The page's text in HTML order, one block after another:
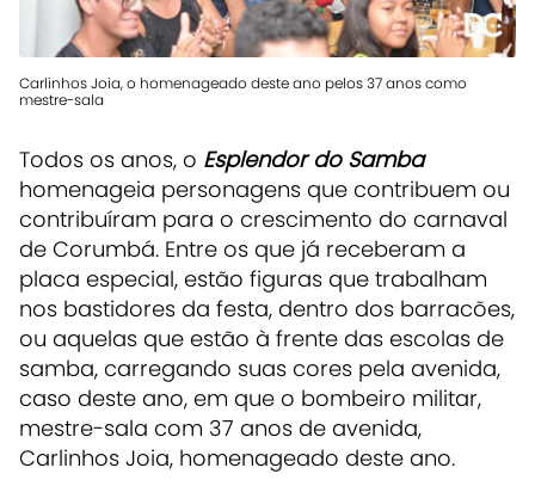
Carlinhos Joia, o homenageado deste ano pelos 37 anos como
mestre-sala
Todos os anos, o Esplendor do Samba
homenageia personagens que contribuem ou
contribuíram para o crescimento do carnaval
de Corumbá. Entre os que já receberam a
placa especial, estão figuras que trabalham
nos bastidores da festa, dentro dos barracões,
ou aquelas que estão à frente das escolas de
samba, carregando suas cores pela avenida,
caso deste ano, em que o bombeiro militar,
mestre-sala com 37 anos de avenida,
Carlinhos Joia, homenageado deste ano.